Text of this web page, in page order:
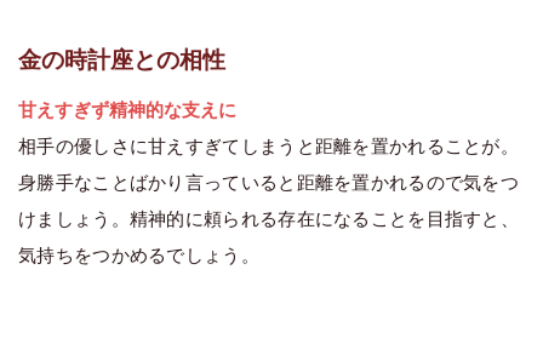
金の時計座との相性
甘えすぎず精神的な支えに
相手の優しさに甘えすぎてしまうと距離を置かれることが。
身勝手なことばかり言っていると距離を置かれるので気をつ
けましょう。精神的に頼られる存在になることを目指すと、
気持ちをつかめるでしょう。